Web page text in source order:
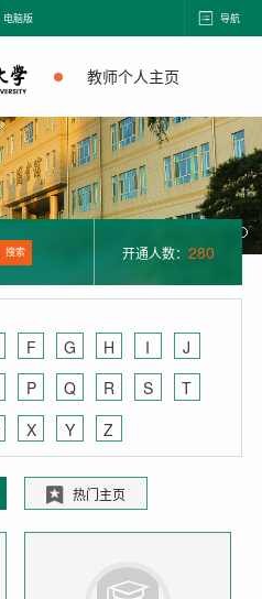
电脑版 导航
教师个人主页
搜索 开通人数： 280
F G H I
J
P Q R S
T
X Y Z
热门主页